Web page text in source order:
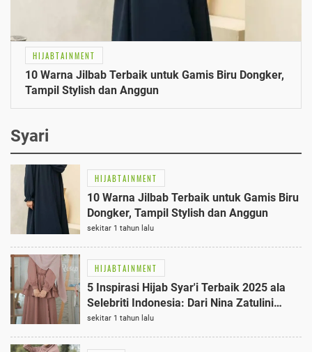
HIJABTAINMENT
10 Warna Jilbab Terbaik untuk Gamis Biru Dongker,
Tampil Stylish dan Anggun
Syari
HIJABTAINMENT
10 Warna Jilbab Terbaik untuk Gamis Biru
Dongker, Tampil Stylish dan Anggun
sekitar 1 tahun lalu
HIJABTAINMENT
5 Inspirasi Hijab Syar'i Terbaik 2025 ala
Selebriti Indonesia: Dari Nina Zatulini
hingga Dara Arafah
sekitar 1 tahun lalu